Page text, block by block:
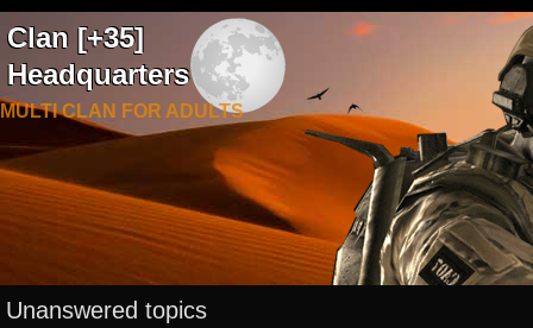
Clan [+35]
Headquarters
MULTI CLAN FOR ADULTS
Unanswered topics